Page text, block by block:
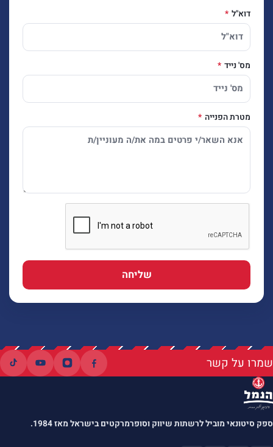
דוא"ל
מס' נייד
מטרת הפנייה
שליחה
שמרו על קשר
ספק סיטונאי מוביל לרשתות שיווק וסופרמרקטים בישראל מאז 1984.